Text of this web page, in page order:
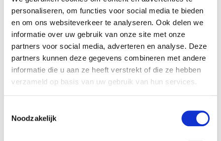
personaliseren, om functies voor social media te bieden
en om ons websiteverkeer te analyseren. Ook delen we
informatie over uw gebruik van onze site met onze
partners voor social media, adverteren en analyse. Deze
partners kunnen deze gegevens combineren met andere
informatie die u aan ze heeft verstrekt of die ze hebben
verzameld op basis van uw gebruik van hun services.
Noodzakelijk